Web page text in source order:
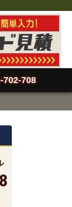
702-708